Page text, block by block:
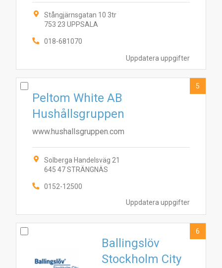
Uppdatera uppgifter
Stångjärnsgatan 10 3tr
753 23 UPPSALA
018-681070
Uppdatera uppgifter
Peltom White AB
Hushållsgruppen
www.hushallsgruppen.com
Solberga Handelsväg 21
645 47 STRÄNGNÄS
0152-12500
5
Ballingslöv
Stockholm City
6